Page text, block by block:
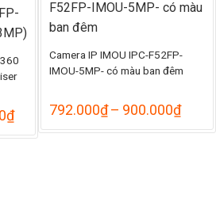
Camera IP IMOU IPC-F52FP-
IMOU-5MP- có màu ban đêm
792.000₫– 900.000₫
từ
₫Khoảng
từ